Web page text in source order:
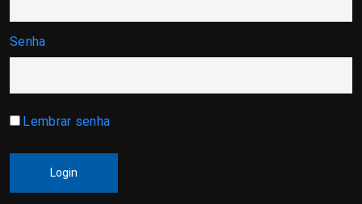
Senha
Lembrar senha
Login